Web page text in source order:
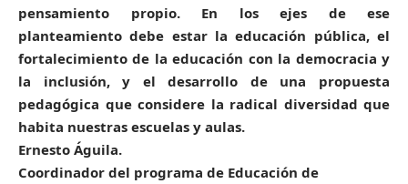
pensamiento propio. En los ejes de ese
planteamiento debe estar la educación pública, el
fortalecimiento de la educación con la democracia y
la inclusión, y el desarrollo de una propuesta
pedagógica que considere la radical diversidad que
habita nuestras escuelas y aulas.
Ernesto Águila.
Coordinador del programa de Educación de